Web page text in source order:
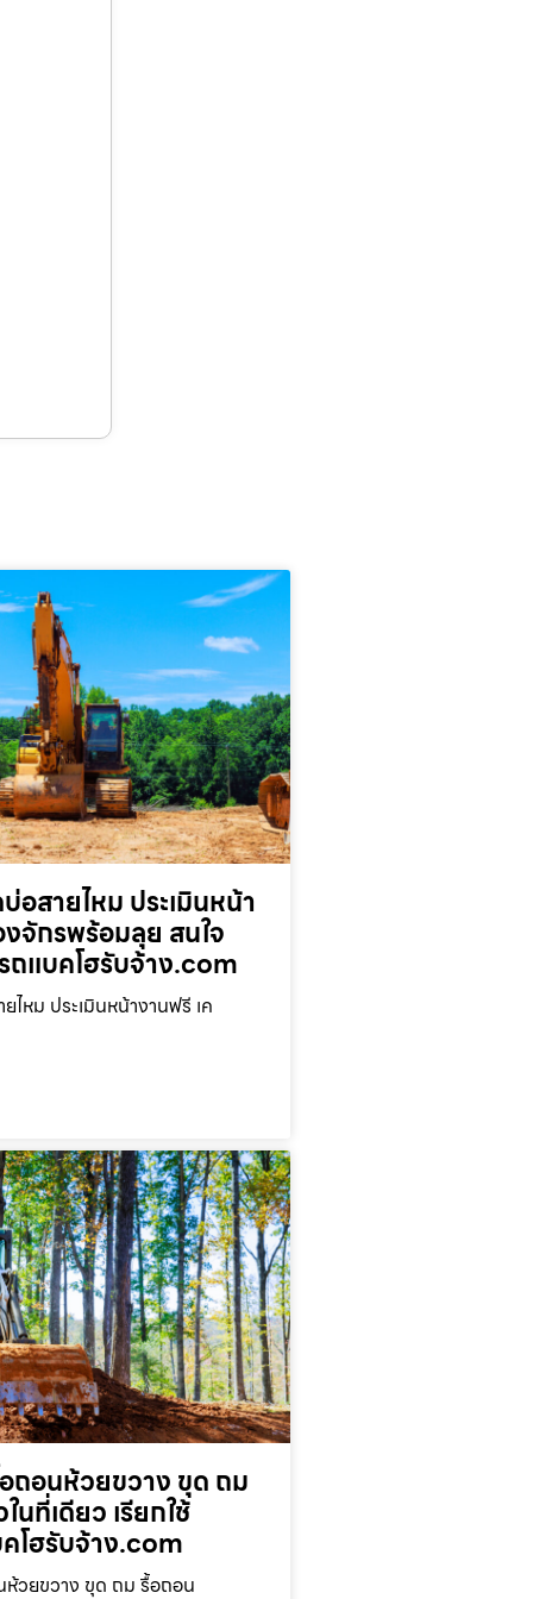
อสายไหม ประเมินหน้า
จักรพร้อมลุย สนใจ
แบคโฮรับจ้าง.com
ไหม ประเมินหน้างานฟรี เค
ถอนห้วยขวาง ขุด ถม
นที่เดียว เรียกใช้
โฮรับจ้าง.com
ห้วยขวาง ขุด ถม รื้อถอน